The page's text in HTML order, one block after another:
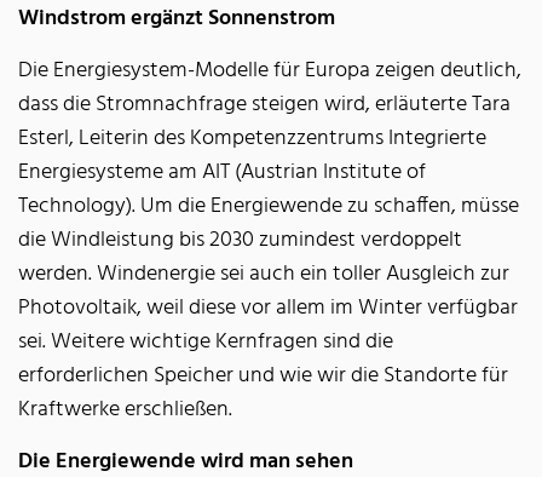
Windstrom ergänzt Sonnenstrom
Die Energiesystem-Modelle für Europa zeigen deutlich,
dass die Stromnachfrage steigen wird, erläuterte Tara
Esterl, Leiterin des Kompetenzzentrums Integrierte
Energiesysteme am AIT (Austrian Institute of
Technology). Um die Energiewende zu schaffen, müsse
die Windleistung bis 2030 zumindest verdoppelt
werden. Windenergie sei auch ein toller Ausgleich zur
Photovoltaik, weil diese vor allem im Winter verfügbar
sei. Weitere wichtige Kernfragen sind die
erforderlichen Speicher und wie wir die Standorte für
Kraftwerke erschließen.
Die Energiewende wird man sehen